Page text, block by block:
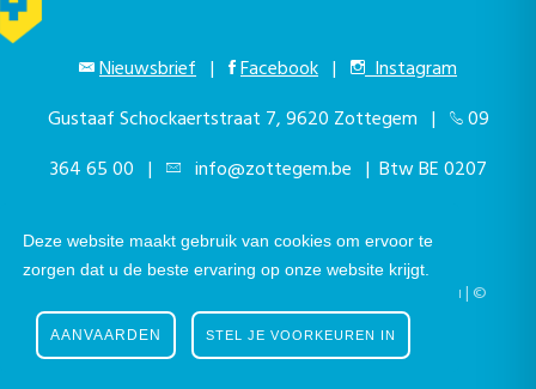
Deze website maakt gebruik van cookies om ervoor te
zorgen dat u de beste ervaring op onze website krijgt.
STEL JE VOORKEUREN IN
AANVAARDEN
Nieuwsbrief | Facebook |
Instagram
Gustaaf Schockaertstraat 7, 9620 Zottegem |
09
364 65 00 | info@zottegem.be | Btw BE 0207
Telefonisch bereikbaar elke werkdag van 9.00u tot 12.00u | ©
Stad Zottegem | Powered byThe eForum Factory